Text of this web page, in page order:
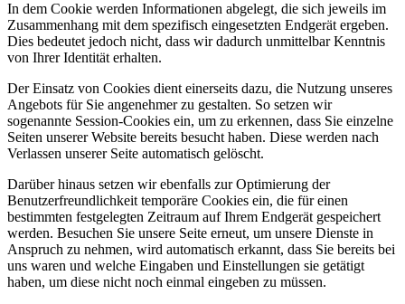
In dem Cookie werden Informationen abgelegt, die sich jeweils im
Zusammenhang mit dem spezifisch eingesetzten Endgerät ergeben.
Dies bedeutet jedoch nicht, dass wir dadurch unmittelbar Kenntnis
von Ihrer Identität erhalten.
Der Einsatz von Cookies dient einerseits dazu, die Nutzung unseres
Angebots für Sie angenehmer zu gestalten. So setzen wir
sogenannte Session-Cookies ein, um zu erkennen, dass Sie einzelne
Seiten unserer Website bereits besucht haben. Diese werden nach
Verlassen unserer Seite automatisch gelöscht.
Darüber hinaus setzen wir ebenfalls zur Optimierung der
Benutzerfreundlichkeit temporäre Cookies ein, die für einen
bestimmten festgelegten Zeitraum auf Ihrem Endgerät gespeichert
werden. Besuchen Sie unsere Seite erneut, um unsere Dienste in
Anspruch zu nehmen, wird automatisch erkannt, dass Sie bereits bei
uns waren und welche Eingaben und Einstellungen sie getätigt
haben, um diese nicht noch einmal eingeben zu müssen.